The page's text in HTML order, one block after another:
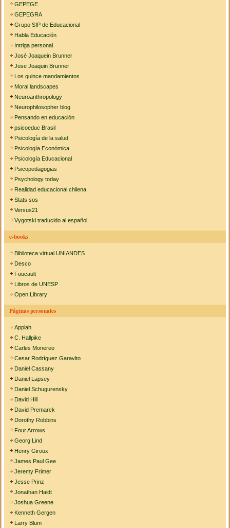
GEPEGE
GEPEGRA
Grupo SIP de Educacional
Habla Educación
Intriga personal
José Joaquein Brunner
Jose Joaquin Brunner
Los quince mandamientos
Moral landscapes
Neuroanthropology
Neurophilosopher blog
Pensando en educación
psicoeduc Brasil
Psicología de la salud
Psicología Económica
Psicología Educacional
Psicopedagogias
Psychology today
Realidad educacional chilena
Stats sos
Versus21
Vygotski traducido al español
e-books
Biblioteca virtual UNIANDES
Desco
Foucault
Libros de UNESP
Open Library
Páginas personales
Appiah
C. Hallpike
Carles Monereo
Cesar Rodríguez Garavito
Daniel Cassany
Daniel Lapsey
Daniel Schugurensky
David Hill
David Premarck
Dorothy Robbins
Four Arrows
Georg Lind
Henry Giroux
James Paul Gee
Jeremy Frimer
Jesse Prinz
Jonathan Haidt
Joshua Greene
Kenneth Gergen
Larry Blum